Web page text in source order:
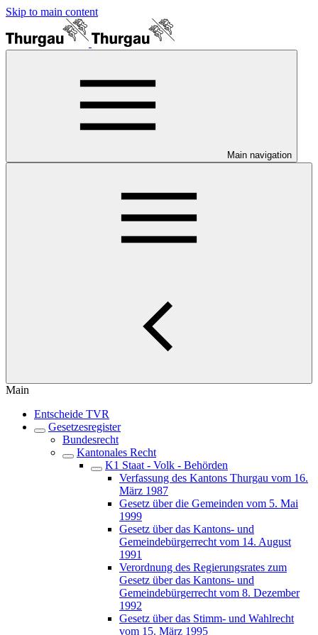
Skip to main content
Main navigation
Main
Entscheide TVR
Gesetzesregister
Bundesrecht
Kantonales Recht
K1 Staat - Volk - Behörden
Verfassung des Kantons Thurgau vom 16.
März 1987
Gesetz über die Gemeinden vom 5. Mai
1999
Gesetz über das Kantons- und
Gemeindebürgerrecht vom 14. August
1991
Verordnung des Regierungsrates zum
Gesetz über das Kantons- und
Gemeindebürgerrecht vom 8. Dezember
1992
Gesetz über das Stimm- und Wahlrecht
vom 15. März 1995